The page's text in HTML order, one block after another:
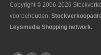
Copyright © 2006-2026
voorbehouden.
Leysmedia Shopping network.